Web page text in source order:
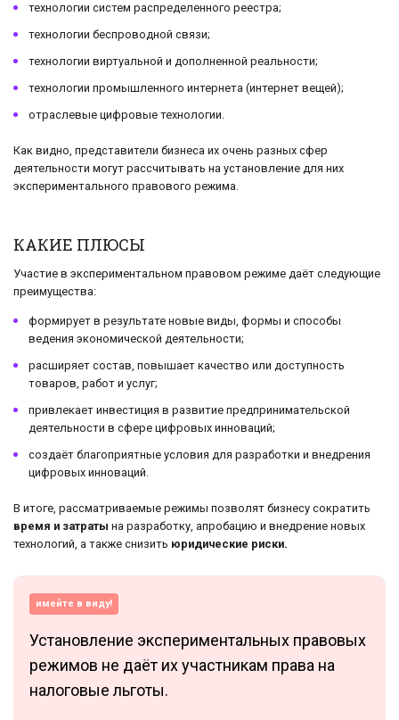
технологии систем распределенного реестра;
технологии беспроводной связи;
технологии виртуальной и дополненной реальности;
технологии промышленного интернета (интернет вещей);
отраслевые цифровые технологии.
Как видно, представители бизнеса их очень разных сфер
деятельности могут рассчитывать на установление для них
экспериментального правового режима.
КАКИЕ ПЛЮСЫ
Участие в экспериментальном правовом режиме даёт следующие
преимущества:
формирует в результате новые виды, формы и способы
ведения экономической деятельности;
расширяет состав, повышает качество или доступность
товаров, работ и услуг;
привлекает инвестиция в развитие предпринимательской
деятельности в сфере цифровых инноваций;
создаёт благоприятные условия для разработки и внедрения
цифровых инноваций.
В итоге, рассматриваемые режимы позволят бизнесу сократить
время и затраты на разработку, апробацию и внедрение новых
технологий, а также снизить юридические риски.
имейте в виду!
Установление экспериментальных правовых
режимов не даёт их участникам права на
налоговые льготы.